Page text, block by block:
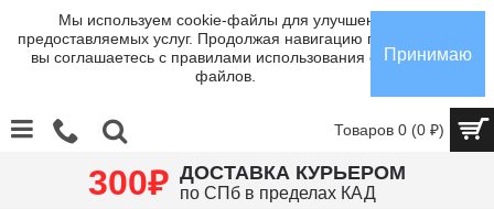
Мы используем cookie-файлы для улучшения
предоставляемых услуг. Продолжая навигацию по сайту,
вы соглашаетесь с правилами использования cookie-
файлов.
Принимаю
Товаров 0 (0 ₽)
300₽ ДОСТАВКА КУРЬЕРОМ
по СПб в пределах КАД